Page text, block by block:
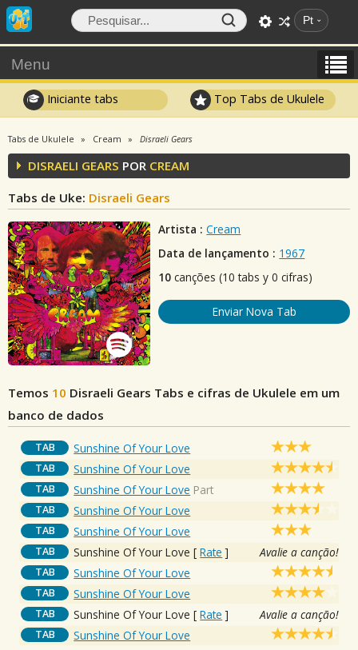
Pt
Menu
Iniciante tabs Top Tabs de Ukulele
Tabs de Ukulele Cream Disraeli Gears
DISRAELI GEARS POR CREAM
Tabs de Uke: Disraeli Gears
Artista : Cream
Data de lançamento : 1967
10 canções (10 tabs y 0 cifras)
Enviar Nova Tab
Temos 10 Disraeli Gears Tabs e cifras de Ukulele em um
banco de dados
TAB Sunshine Of Your Love
TAB Sunshine Of Your Love
TAB Sunshine Of Your Love Part
TAB Sunshine Of Your Love
TAB Sunshine Of Your Love
TAB Sunshine Of Your Love [Rate ] Avalie a canção!
TAB Sunshine Of Your Love
TAB Sunshine Of Your Love
TAB Sunshine Of Your Love [Rate ] Avalie a canção!
TAB Sunshine Of Your Love